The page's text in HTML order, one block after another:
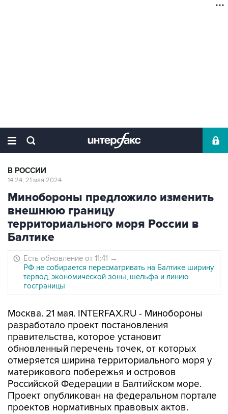
В РОССИИ
14:24, 21 мая 2024
Минобороны предложило изменить
внешнюю границу
территориального моря России в
Балтике
Есть обновление от 11:41 →
РФ не собирается пересматривать на Балтике ширину
тервод, экономической зоны, шельфа и линию
госграницы
Москва. 21 мая. INTERFAX.RU - Минобороны
разработало проект постановления
правительства, которое установит
обновленный перечень точек, от которых
отмеряется ширина территориального моря у
материкового побережья и островов
Российской Федерации в Балтийском море.
Проект опубликован на федеральном портале
проектов нормативных правовых актов.